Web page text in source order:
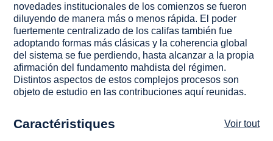
novedades institucionales de los comienzos se fueron
diluyendo de manera más o menos rápida. El poder
fuertemente centralizado de los califas también fue
adoptando formas más clásicas y la coherencia global
del sistema se fue perdiendo, hasta alcanzar a la propia
afirmación del fundamento mahdista del régimen.
Distintos aspectos de estos complejos procesos son
objeto de estudio en las contribuciones aquí reunidas.
Caractéristiques Voir tout